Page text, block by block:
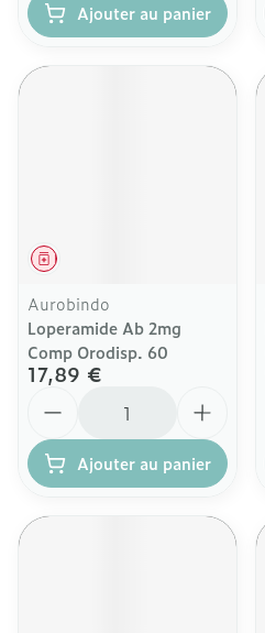
Ajouter au panier
Médicament
Aurobindo
Loperamide Ab 2mg
Comp Orodisp. 60
17,89 €
Ajouter au panier